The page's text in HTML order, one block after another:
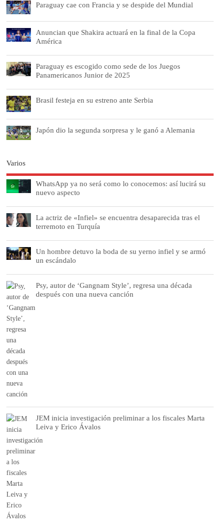
Paraguay cae con Francia y se despide del Mundial
Anuncian que Shakira actuará en la final de la Copa
América
Paraguay es escogido como sede de los Juegos
Panamericanos Junior de 2025
Brasil festeja en su estreno ante Serbia
Japón dio la segunda sorpresa y le ganó a Alemania
Varios
WhatsApp ya no será como lo conocemos: así lucirá su
nuevo aspecto
La actriz de «Infiel» se encuentra desaparecida tras el
terremoto en Turquía
Un hombre detuvo la boda de su yerno infiel y se armó
un escándalo
Psy, autor de ‘Gangnam Style’, regresa una década
después con una nueva canción
JEM inicia investigación preliminar a los fiscales Marta
Leiva y Erico Ávalos